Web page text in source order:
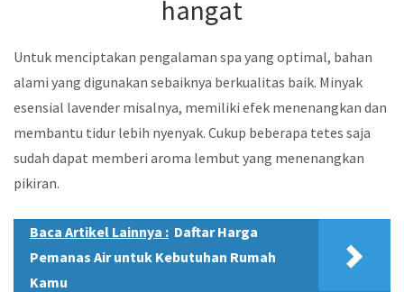
hangat
Untuk menciptakan pengalaman spa yang optimal, bahan
alami yang digunakan sebaiknya berkualitas baik. Minyak
esensial lavender misalnya, memiliki efek menenangkan dan
membantu tidur lebih nyenyak. Cukup beberapa tetes saja
sudah dapat memberi aroma lembut yang menenangkan
pikiran.
Baca Artikel Lainnya : Daftar Harga
Pemanas Air untuk Kebutuhan Rumah
Kamu